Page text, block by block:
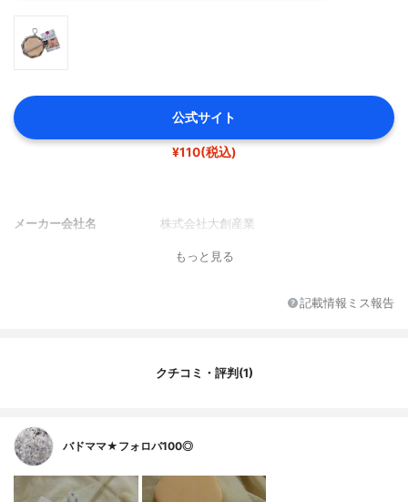
公式サイト
¥110(税込)
メーカー会社名 株式会社大創産業
もっと見る
記載情報ミス報告
クチコミ・評判(1)
バドママ★フォロバ100◎